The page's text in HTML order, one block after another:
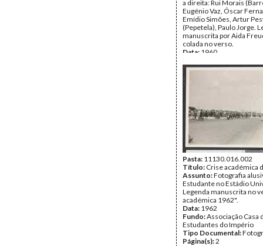
a direita: Rui Morais
Eugénio Vaz, Óscar
Emídio Simões, Artur
(Pepetela), Paulo Jorge.
manuscrita por Aida
colada no verso.
Data: 1960
Estudantes do Império
Tipo Documental:
Pasta: 11130.016.002
Título: Crise académica
Assunto:Fotografia
Estudante no Estádio
Legenda manuscrita no
académica 1962".
Data: 1962
Fundo:Associação Casa
Estudantes do Império
Tipo Documental:
Página(s):2